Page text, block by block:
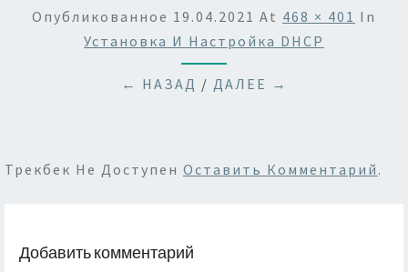
Опубликованное 19.04.2021 At 468 × 401 In
Установка И Настройка DHCP
← НАЗАД / ДАЛЕЕ →
Трекбек Не Доступен Оставить Комментарий .
Добавить комментарий